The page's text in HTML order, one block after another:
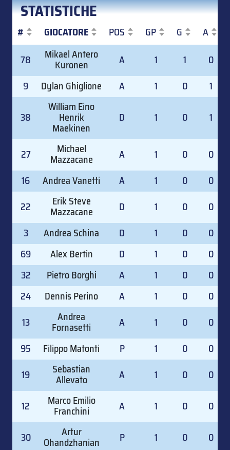
STATISTICHE
# GIOCATORE POS GP G A
GIOCATORE
78 Mikael Antero
Kuronen A 1 1
0
9
Dylan Ghiglione A 1 0 1
38
William Eino
Henrik
Maekinen
D 1 0 1
27 Michael
Mazzacane A 1 0
0
16
Andrea Vanetti A 1 0
0
22
Erik Steve
Mazzacane D 1 0
0
3
Andrea Schina D 1 0
0
69
Alex Bertin D 1 0
0
32
Pietro Borghi A 1 0
0
24
Dennis Perino A 1 0
0
13
Andrea
Fornasetti A 1 0
0
95
Filippo Matonti P 1 0
0
19
Sebastian
Allevato A 1 0 0
12 Marco Emilio
Franchini A 1 0 0
30 Artur
Ohandzhanian P 1 0 0